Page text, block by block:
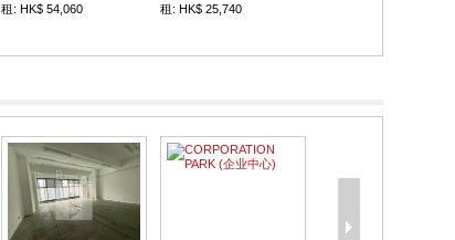
租: HK$ 54,060
租: HK$ 25,740